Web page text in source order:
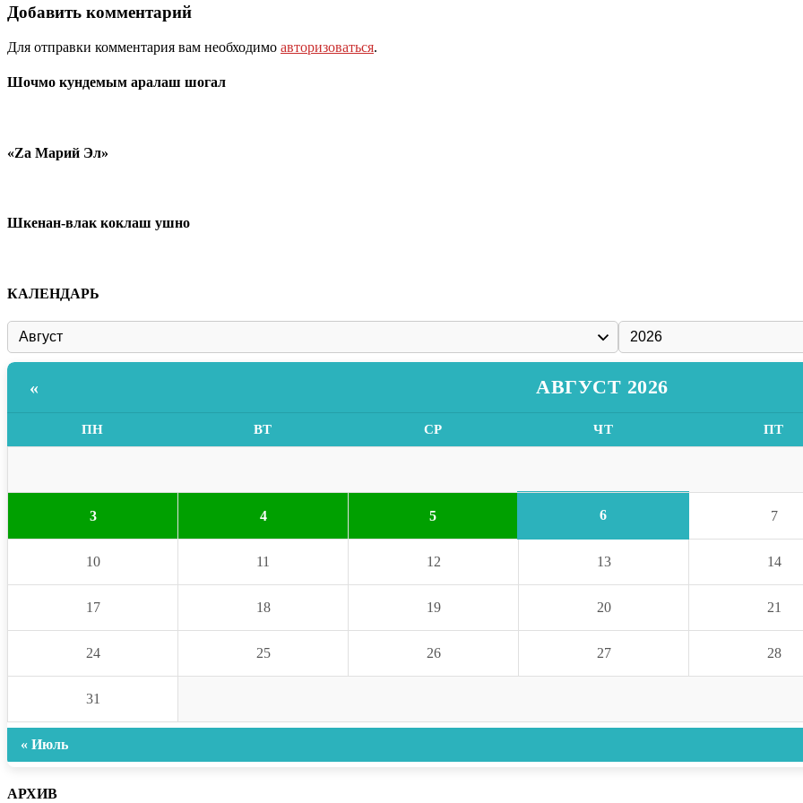
Добавить комментарий
Для отправки комментария вам необходимо авторизоваться.
Шочмо кундемым аралаш шогал
«Zа Марий Эл»
Шкенан-влак коклаш ушно
КАЛЕНДАРЬ
« АВГУСТ 2026
ПН ВТ СР ЧТ ПТ
3 4 5 6 7
10 11 12 13 14
17 18 19 20 21
24 25 26 27 28
31
« Июль
АРХИВ